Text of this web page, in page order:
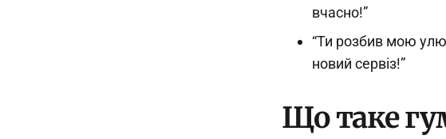
вчасно!”
“Ти розбив мою
новий сервіз!”
Що таке